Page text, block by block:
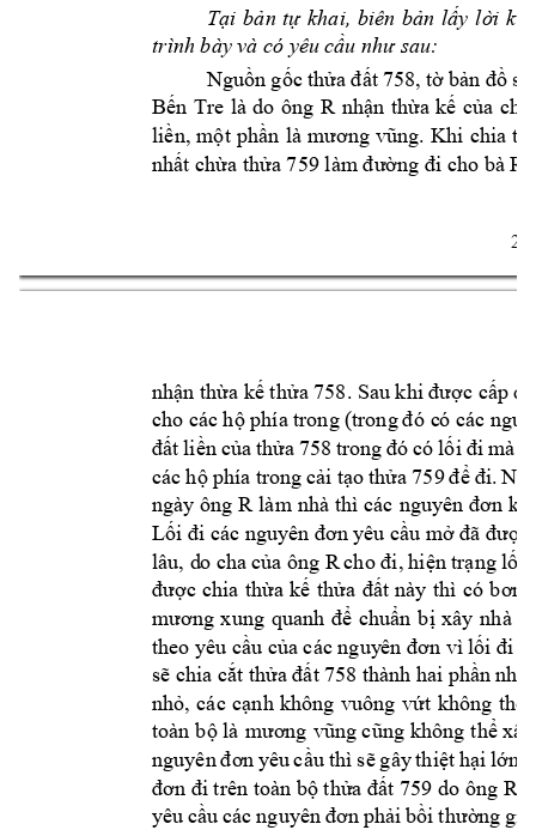
2
Tại bản tự khai, biên bản lấy lời
trình bày và có yêu cầu như sau:
Nguồn gốc thửa đất 758, tờ bản đồ
Bến Tre là do ông R nhận thừa kế của cha
liền, một phần là mương vũng. Khi chia
nhất chừa thửa 759 làm đường đi cho bà R1
nhận thừa kế thửa 758. Sau khi được cấp
cho các hộ phía trong (trong đó có các n
đất liền của thửa 758 trong đó có lối đi mà
các hộ phía trong cải tạo thửa 759 để đi.
ngày ông R làm nhà thì các nguyên đơn
Lối đi các nguyên đơn yêu cầu mở đã được
lâu, do cha của ông R cho đi, hiện trạng lối
được chia thừa kế thửa đất này thì có bơm
mương xung quanh để chuẩn bị xây nhà
theo yêu cầu của các nguyên đơn vì lối đi
sẽ chia cắt thửa đất 758 thành hai phần
nhỏ, các cạnh không vuông vứt không thể
toàn bộ là mương vũng cũng không thể
nguyên đơn yêu cầu thì sẽ gâythiệt hại lớn
đơn đi trên toàn bộ thửa đất 759 do ông R
yêu cầu các nguyên đơn phải bồi thường giá